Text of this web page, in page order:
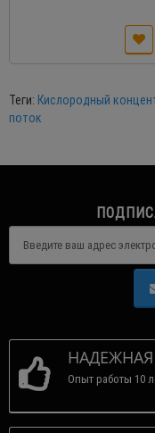
Теги: Кислородный
поток
Опыт работы 10